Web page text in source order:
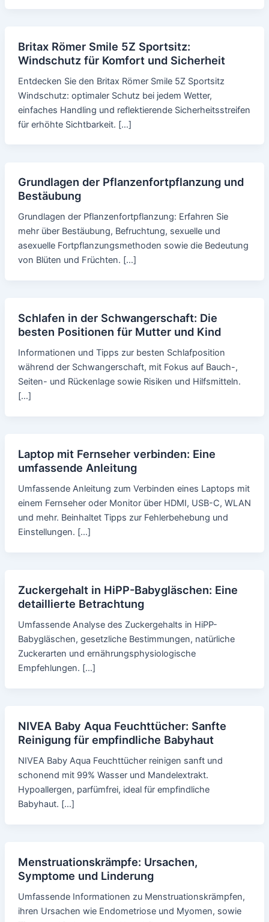
Britax Römer Smile 5Z Sportsitz:
Windschutz für Komfort und Sicherheit
Entdecken Sie den Britax Römer Smile 5Z Sportsitz
Windschutz: optimaler Schutz bei jedem Wetter,
einfaches Handling und reflektierende Sicherheitsstreifen
für erhöhte Sichtbarkeit. […]
Grundlagen der Pflanzenfortpflanzung und
Bestäubung
Grundlagen der Pflanzenfortpflanzung: Erfahren Sie
mehr über Bestäubung, Befruchtung, sexuelle und
asexuelle Fortpflanzungsmethoden sowie die Bedeutung
von Blüten und Früchten. […]
Schlafen in der Schwangerschaft: Die
besten Positionen für Mutter und Kind
Informationen und Tipps zur besten Schlafposition
während der Schwangerschaft, mit Fokus auf Bauch-,
Seiten- und Rückenlage sowie Risiken und Hilfsmitteln.
[…]
Laptop mit Fernseher verbinden: Eine
umfassende Anleitung
Umfassende Anleitung zum Verbinden eines Laptops mit
einem Fernseher oder Monitor über HDMI, USB-C, WLAN
und mehr. Beinhaltet Tipps zur Fehlerbehebung und
Einstellungen. […]
Zuckergehalt in HiPP-Babygläschen: Eine
detaillierte Betrachtung
Umfassende Analyse des Zuckergehalts in HiPP-
Babygläschen, gesetzliche Bestimmungen, natürliche
Zuckerarten und ernährungsphysiologische
Empfehlungen. […]
NIVEA Baby Aqua Feuchttücher: Sanfte
Reinigung für empfindliche Babyhaut
NIVEA Baby Aqua Feuchttücher reinigen sanft und
schonend mit 99% Wasser und Mandelextrakt.
Hypoallergen, parfümfrei, ideal für empfindliche
Babyhaut. […]
Menstruationskrämpfe: Ursachen,
Symptome und Linderung
Umfassende Informationen zu Menstruationskrämpfen,
ihren Ursachen wie Endometriose und Myomen, sowie